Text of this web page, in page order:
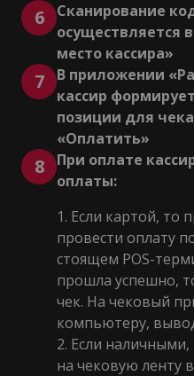
6
Сканирование
осуществляется
место кассира»
7
В приложении
кассир
позиции для
«Оплатить»
8
При оплате
оплаты:
Если картой, то
провести оплату
стоящем POS-
прошла успешно,
чек. На чековый
компьютеру,
Если наличными,
на чековую ленту